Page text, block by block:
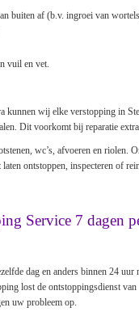
buiten af (b.v. ingroei van
vuil en vet.
kunnen wij elke verstopping in
Dit voorkomt bij reparatie
wc’s, afvoeren en riolen.
ontstoppen, inspecteren of
Service 7 dagen
dag en anders binnen 24 uur
lost de ontstoppingsdienst van
uw probleem op.